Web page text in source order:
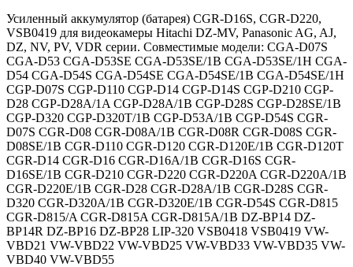
составляла
4,308.00₽.
3,949.00₽.
Усиленный аккумулятор (батарея) CGR-D16S, CGR-D220,
VSB0419 для видеокамеры Hitachi DZ-MV, Panasonic AG, AJ,
DZ, NV, PV, VDR серии. Совместимые модели: CGA-D07S
CGA-D53 CGA-D53SE CGA-D53SE/1B CGA-D53SE/1H CGA-
D54 CGA-D54S CGA-D54SE CGA-D54SE/1B CGA-D54SE/1H
CGP-D07S CGP-D110 CGP-D14 CGP-D14S CGP-D210 CGP-
D28 CGP-D28A/1A CGP-D28A/1B CGP-D28S CGP-D28SE/1B
CGP-D320 CGP-D320T/1B CGP-D53A/1B CGP-D54S CGR-
D07S CGR-D08 CGR-D08A/1B CGR-D08R CGR-D08S CGR-
D08SE/1B CGR-D110 CGR-D120 CGR-D120E/1B CGR-D120T
CGR-D14 CGR-D16 CGR-D16A/1B CGR-D16S CGR-
D16SE/1B CGR-D210 CGR-D220 CGR-D220A CGR-D220A/1B
CGR-D220E/1B CGR-D28 CGR-D28A/1B CGR-D28S CGR-
D320 CGR-D320A/1B CGR-D320E/1B CGR-D54S CGR-D815
CGR-D815/A CGR-D815A CGR-D815A/1B DZ-BP14 DZ-
BP14R DZ-BP16 DZ-BP28 LIP-320 VSB0418 VSB0419 VW-
VBD21 VW-VBD22 VW-VBD25 VW-VBD33 VW-VBD35 VW-
VBD40 VW-VBD55